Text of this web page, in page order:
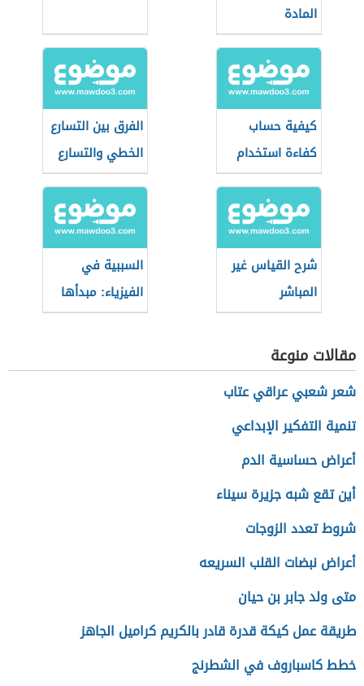
المادة
كيفية حساب
كفاءة استخدام
الماء
الفرق بين التسارع
الخطي والتسارع
الزاوي
شرح القياس غير
المباشر
السببية في
الفيزياء: مبدأها
ودورها في البحث
مقالات منوعة
شعر شعبي عراقي عتاب
تنمية التفكير الإبداعي
أعراض حساسية الدم
أين تقع شبه جزيرة سيناء
شروط تعدد الزوجات
أعراض نبضات القلب السريعه
متى ولد جابر بن حيان
طريقة عمل كيكة قدرة قادر بالكريم كراميل الجاهز
خطط كاسباروف في الشطرنج